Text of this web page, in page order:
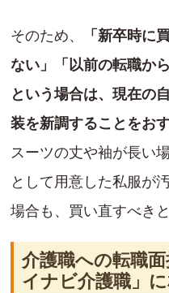
そのため、
「新卒時に
ない」「以前の転職か
という場合は、現在の
装を新調することをお
スーツの丈や袖が長い
として用意した私服が
場合も、買い直すべき
介護職への転職
イナビ介護職」